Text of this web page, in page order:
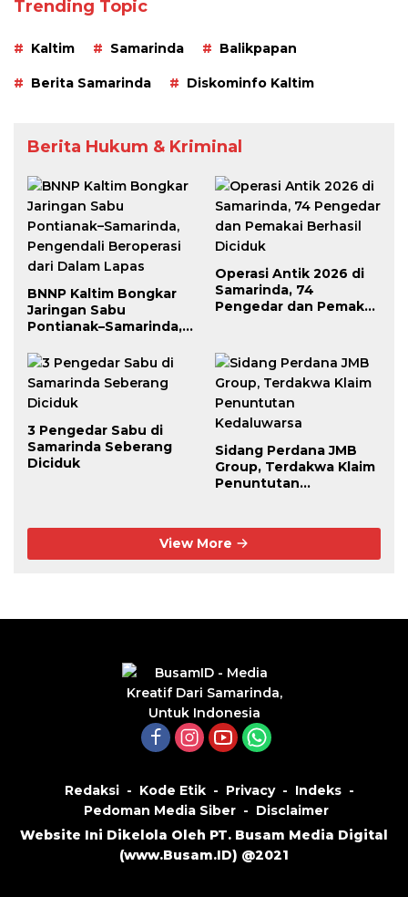
Trending Topic
Kaltim Samarinda Balikpapan
Berita Samarinda Diskominfo Kaltim
Berita Hukum & Kriminal
BNNP Kaltim Bongkar
Jaringan Sabu
Pontianak–Samarinda,
dari Dalam Lapas
Operasi Antik 2026 di
Samarinda, 74
Pengedar dan Pemakai
3 Pengedar Sabu di
Samarinda Seberang
Diciduk
Sidang Perdana JMB
Group, Terdakwa Klaim
Penuntutan
View More
Redaksi Kode Etik Privacy
Indeks
Pedoman Media Siber
Disclaimer
Website Ini Dikelola Oleh PT. Busam Media Digital
(www.Busam.ID) @2021